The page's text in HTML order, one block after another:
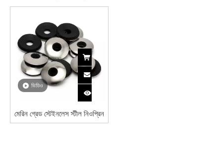
ভিডিও
মেরিন গ্রেড স্টেইনলেস স্টীল নিওপ্রিন